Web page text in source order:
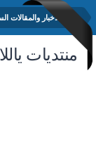
منتدى الأخبار والمقالات
منتديات